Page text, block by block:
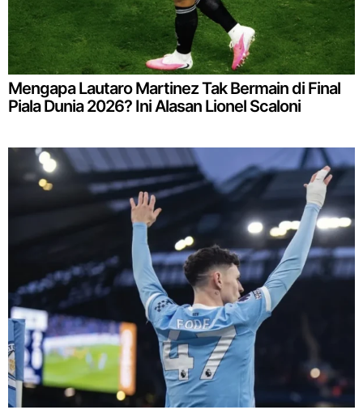
Mengapa Lautaro Martinez Tak Bermain di Final
Piala Dunia 2026? Ini Alasan Lionel Scaloni